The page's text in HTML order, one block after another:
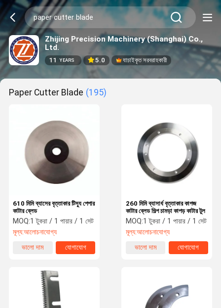
Zhijing Precision Machinery (Shanghai) Co.,
Ltd.
11 YEARS 5.0 যাচাইকৃত সরবরাহকারী
Paper Cutter Blade (195)
610 মিমি ব্যাসের বৃত্তাকার টিস্যু পেপার
কাটার ব্লেড
MOQ:1 টুকরা / 1 পায়ার / 1 সেট
মূল্য:আলোচনাযোগ্য
ভালো দাম
যোগাযোগ
260 মিমি ব্যাসার্ধ বৃত্তাকার কাগজ
কাটার ব্লেড শিল্প চামড়া কাপড় কাটার টুল
MOQ:1 টুকরা / 1 পায়ার / 1 সেট
মূল্য:আলোচনাযোগ্য
ভালো দাম
যোগাযোগ